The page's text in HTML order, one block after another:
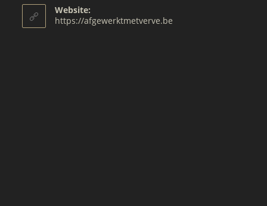
application
application
Website:
https://afgewerktmetverve.be